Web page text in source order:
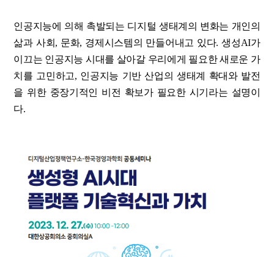
인공지능에 의해 촉발되는 디지털 생태계의 변화는 개인의
삶과 사회, 문화, 경제시스템의 만들어내고 있다. 생성AI가
이끄는 인공지능 시대를 살아갈 우리에게 필요한 새로운 가
치를 고민하고, 인공지능 기반 산업의 생태계 확대와 발전
을 위한 중장기적인 비전 확보가 필요한 시기라는 설명이
다.